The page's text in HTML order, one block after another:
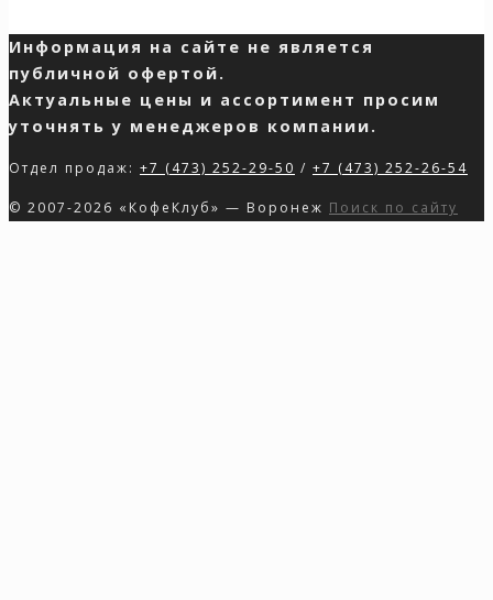
Информация на сайте не является
публичной офертой.
Актуальные цены и ассортимент просим
уточнять у менеджеров компании.
Отдел продаж: +7 (473) 252-29-50 / +7 (473) 252-26-54
© 2007-2026 «КофеКлуб» — Воронеж Поиск по сайту